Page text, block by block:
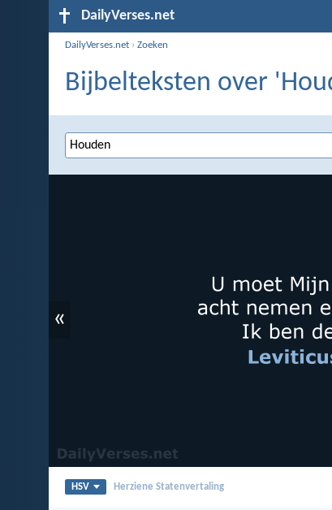
DailyVerses.net
DailyVerses.net ›Zoeken
Bijbelteksten over
«
HSV Herziene Statenvertaling